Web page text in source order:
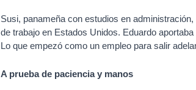
Susi, panameña con estudios en
de trabajo en Estados Unidos. Eduardo
Lo que empezó como un empleo para salir
A prueba de paciencia y manos